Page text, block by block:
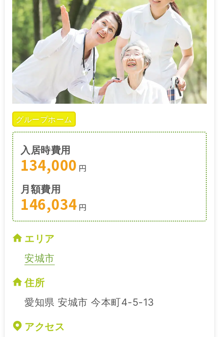
グループホーム
入居時費用
134,000 円
月額費用
146,034 円
エリア
安城市
住所
愛知県 安城市 今本町4-5-13
アクセス